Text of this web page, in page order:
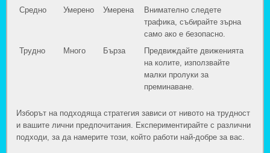
Средно
Умерено Умерена
Внимателно следете
трафика, събирайте зърна
само ако е безопасно.
Трудно
Много Бърза
Предвиждайте движенията
на колите, използвайте
малки пролуки за
преминаване.
Изборът на подходяща стратегия зависи от нивото на трудност
и вашите лични предпочитания. Експериментирайте с различни
подходи, за да намерите този, който работи най-добре за вас.